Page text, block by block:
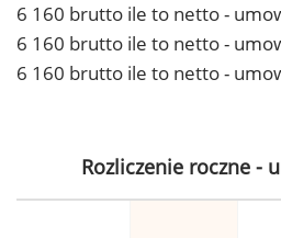
6 160 brutto ile to netto -
6 160 brutto ile to netto -
6 160 brutto ile to netto -
Rozliczenie roczne -